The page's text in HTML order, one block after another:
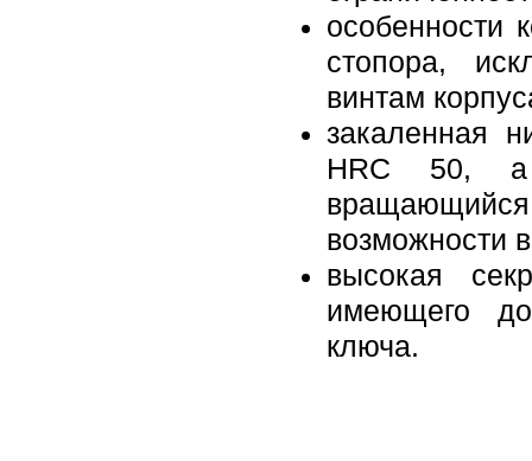
особенности
стопора,
винтам
закаленная
HRC 50, а
возможности
высокая
имеющего
ключа.